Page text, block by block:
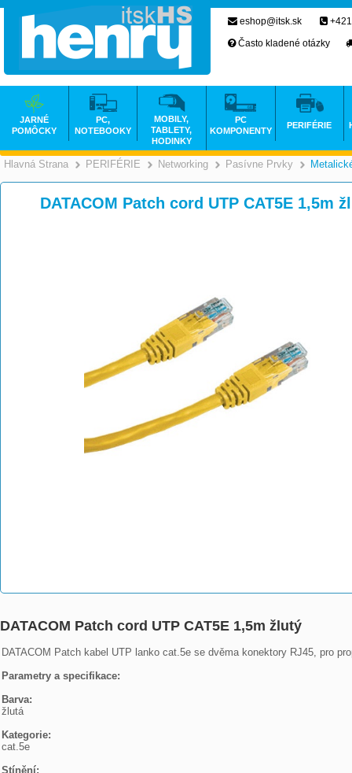
Hlavná Strana >
PERIFÉRIE >
Networking >
Pasívne Prvky
DATACOM Patch cord UTP CAT5E 1,5m
DATACOM Patch cord UTP CAT5E 1,5m žlutý
DATACOM Patch kabel UTP lanko cat.5e se dvěma konektory RJ45, pro
Parametry a specifikace:
Barva:
žlutá
Kategorie:
cat.5e
Stínění:
eshop@itsk.sk
Často kladené otázky
JARNÉ
POMÔCKY
PC,
NOTEBOOKY
MOBILY,
TABLETY,
HODINKY
PC
KOMPONENTY
PERIFÉRIE